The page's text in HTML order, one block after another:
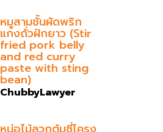
หมูสามชั้นผัดพริก
แกงถั่วฝักยาว (Stir
fried pork belly
and red curry
paste with sting
bean)
ChubbyLawyer